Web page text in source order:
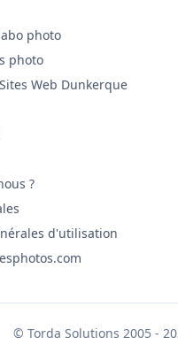
photo
photo
Web Dunkerque
?
d'utilisation
© Torda Solutions 2005 -